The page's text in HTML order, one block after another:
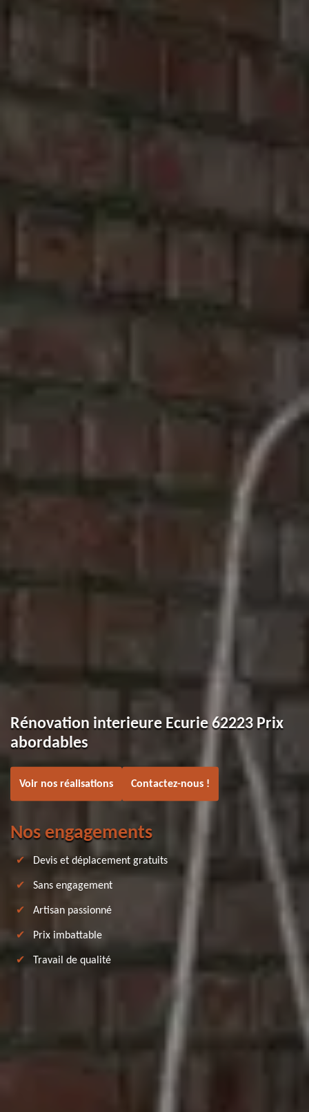
Rénovation interieure Ecurie 62223 Prix
abordables
Voir nos réalisations Contactez-nous !
Nos engagements
Devis et déplacement gratuits
Sans engagement
Artisan passionné
Prix imbattable
Travail de qualité